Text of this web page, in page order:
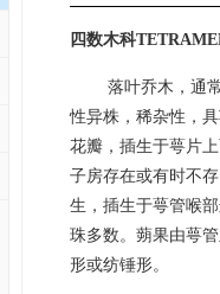
四数木科
落叶乔木，通
性异株，稀杂性，
花瓣，插生于萼片
子房存在或有时不
生，插生于萼管喉
珠多数。蒴果由萼
形或纺锤形。